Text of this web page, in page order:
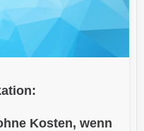
Kosten, wenn